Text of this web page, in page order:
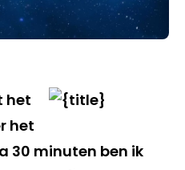
het
het
30 minuten ben ik